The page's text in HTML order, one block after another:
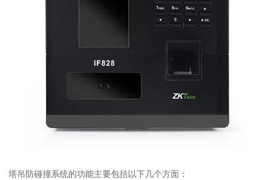
塔吊防碰撞系统的功能主要包括以下几个方面：